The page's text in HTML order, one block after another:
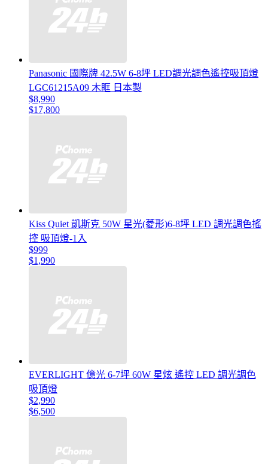
Panasonic 國際牌 42.5W 6-8坪 LED調光調色遙控吸頂燈
LGC61215A09 木眶 日本製
$8,990
$17,800
Kiss Quiet 凱斯克 50W 星光(菱形)6-8坪 LED 調光調色搖
控 吸頂燈-1入
$999
$1,990
EVERLIGHT 億光 6-7坪 60W 星炫 遙控 LED 調光調色
吸頂燈
$2,990
$6,500